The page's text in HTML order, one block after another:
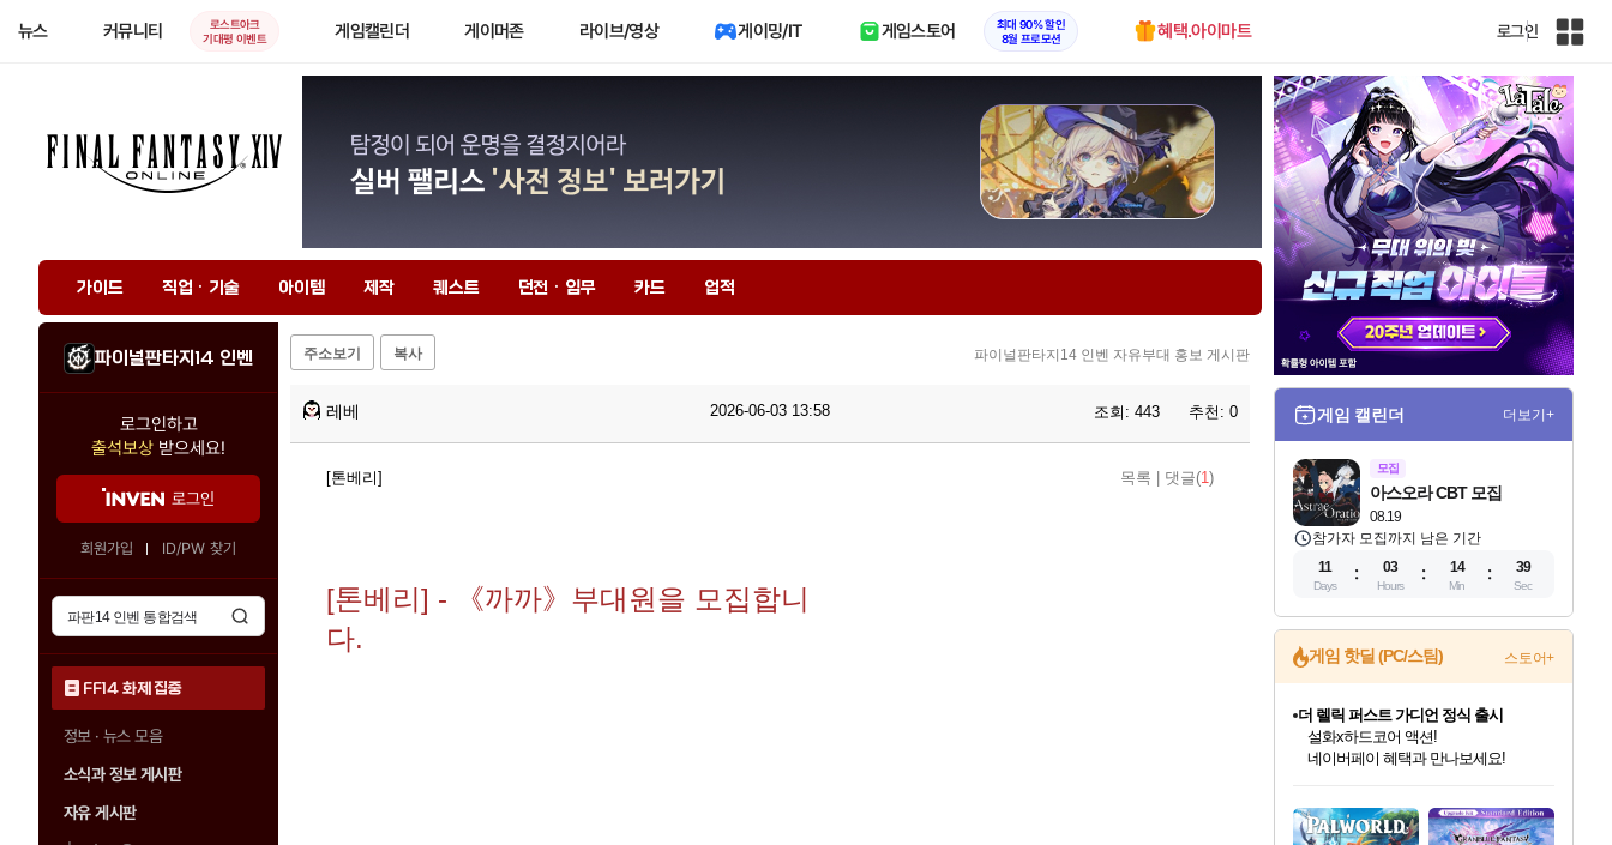
뉴스 커뮤니티
로스트아크
기대평 이벤트
게임캘린더 게이머존 라이브/영상 게이밍/IT 게임스토어
최대 90% 할인
8월 프로모션
혜택.아이마트 로그인
인
체
사
트
맵
가이드 직업 · 기술 아이템 제작 퀘스트 던전 · 임무 카드 업적
파이널판타지14 인벤
로그인하고
출석보상 받으세요!
로그인
회원가입 ID/PW 찾기
FF14 화제 집중
정보 · 뉴스 모음
소식과 정보 게시판
자유 게시판
주소보기 복사 파이널판타지14 인벤 자유부대 홍보 게시판
레베 2026-06-03 13:58 조회: 443 추천: 0
[톤베리] 목록 댓글(1)
[톤베리] - 《까까》부대원을 모집합니
다.
게임 캘린더 더보기+
모집
08.19
아스오라 CBT 모집
참가자 모집까지 남은 기간
11
Days
03
Hours
14
Min
38
Sec
게임 핫딜 (PC/스팀) 스토어+
최대 90% 할인가를 만나보세요!
네이버혜택과 함께 만나보세요!
50%할인&추가 적립까지!
네이버 포인트 혜택까지!
이니&베니 혜택까지!
네이버 혜택가와 함께 예약하세요!
할인&네이버혜택으로 만나보세요!
더 렐릭 퍼스트 가디언 정식 출시
설화x하드코어 액션!
네이버페이 혜택과 만나보세요!
40주년 프로모션으로 만나보세요!
할인가에 만나보세요!
일부 에디션 상시 할인!
혜택으로 예약 판매 중
편안하게 충전하세요